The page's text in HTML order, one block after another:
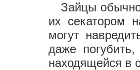
Зайцы обычно
их секатором
могут
даже
находящейся в